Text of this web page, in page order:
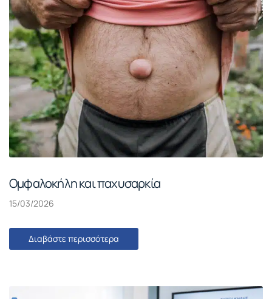
Ομφαλοκήλη και παχυσαρκία
15/03/2026
Διαβάστε περισσότερα